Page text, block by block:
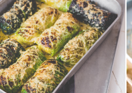
Wirsing-Rouladen